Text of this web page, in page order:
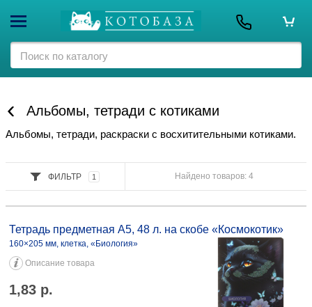
Альбомы, тетради с котиками
Альбомы, тетради, раскраски с восхитительными котиками.
ФИЛЬТР 1 Найдено товаров: 4
клетка, «Биология» 1,83 096299
Тетрадь предметная А5, 48 л. на скобе «Космокотик»
160×205 мм, клетка, «Биология»
Описание товара
1,83 р.